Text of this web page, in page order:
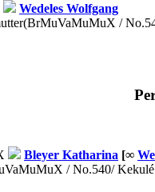
Wedeles Wolfgang
(BrMuVaMuMuX /
Bleyer Katharina [∞
/ No.540/